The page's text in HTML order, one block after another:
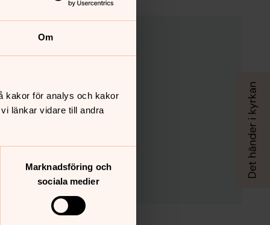
Om
kakor för analys och kakor
länkar vidare till andra
Marknadsföring och
sociala medier